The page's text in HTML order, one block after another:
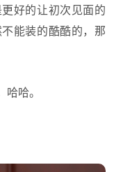
好的让初次见面的
能装的酷酷的，那
哈。